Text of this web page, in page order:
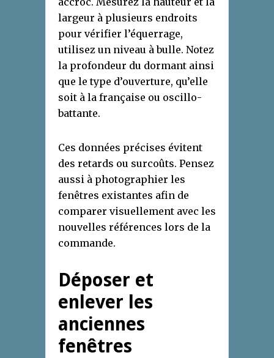
largeur à plusieurs endroits
pour vérifier l’équerrage,
utilisez un niveau à bulle. Notez
la profondeur du dormant ainsi
que le type d’ouverture, qu’elle
soit à la française ou oscillo-
battante.
Ces données précises évitent
des retards ou surcoûts. Pensez
aussi à photographier les
fenêtres existantes afin de
comparer visuellement avec les
nouvelles références lors de la
commande.
Déposer et
enlever les
anciennes
fenêtres